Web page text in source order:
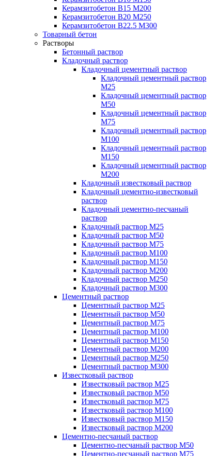
Керамзитобетон В15 М200
Керамзитобетон В20 М250
Керамзитобетон В22.5 М300
Товарный бетон
Растворы
Бетонный раствор
Кладочный раствор
Кладочный цементный раствор
Кладочный цементный раствор
М25
Кладочный цементный раствор
М50
Кладочный цементный раствор
М75
Кладочный цементный раствор
М100
Кладочный цементный раствор
М150
Кладочный цементный раствор
М200
Кладочный известковый раствор
Кладочный цементно-известковый
раствор
Кладочный цементно-песчаный
раствор
Кладочный раствор М25
Кладочный раствор М50
Кладочный раствор М75
Кладочный раствор М100
Кладочный раствор М150
Кладочный раствор М200
Кладочный раствор М250
Кладочный раствор М300
Цементный раствор
Цементный раствор М25
Цементный раствор М50
Цементный раствор М75
Цементный раствор М100
Цементный раствор М150
Цементный раствор М200
Цементный раствор М250
Цементный раствор М300
Известковый раствор
Известковый раствор М25
Известковый раствор М50
Известковый раствор М75
Известковый раствор М100
Известковый раствор М150
Известковый раствор М200
Цементно-песчаный раствор
Цементно-песчаный раствор М50
Цементно-песчаный раствор М75